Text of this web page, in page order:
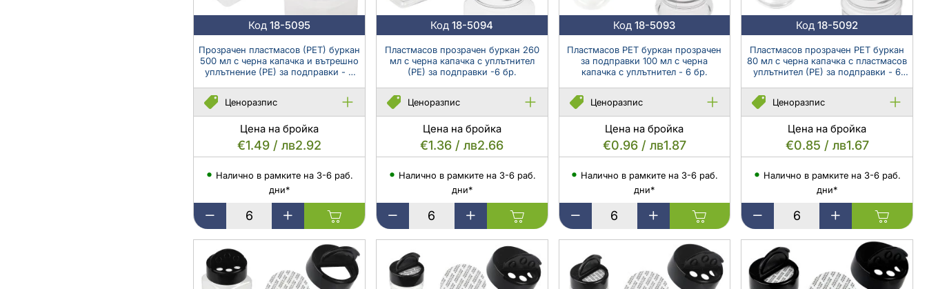
бр.
капсули
капсули
Код 18-5095
Прозрачен пластмасов (PET) буркан
500 мл с черна капачка и вътрешно
уплътнение (PE) за подправки - 6
Ценоразпис
Цена на бройка
€1.49 / лв2.92
Налично в рамките на 3-6 раб.
дни*
Прозрачен
(PET)
буркан
500
Код18-5094
Пластмасов прозрачен буркан 260
мл с черна капачка с уплътнител
(PE) за подправки -6 бр.
Ценоразпис
Цена на бройка
€1.36 / лв2.66
Налично в рамките на 3-6 раб.
дни*
Пластмасов
260
Код18-5093
Пластмасов PET буркан прозрачен
за подправки 100 мл с черна
капачка с уплътнител - 6 бр.
Ценоразпис
Цена на бройка
€0.96 / лв1.87
Налично в рамките на 3-6 раб.
дни*
Пластмасов
прозрачен
Код18-5092
Пластмасов прозрачен PET буркан
80 мл с черна капачка с пластмасов
уплътнител (PE) за подправки - 6
Ценоразпис
Цена на бройка
€0.85 / лв1.67
Налично в рамките на 3-6 раб.
дни*
Пластмасов
буркан
80